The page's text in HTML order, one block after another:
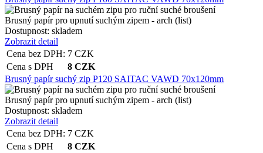
Brusný papír pro upnutí suchým zipem - arch (list)
Dostupnost: skladem
Zobrazit detail
Cena bez DPH: 7 CZK
Cena s DPH
8 CZK
Brusný papír suchý zip P120 SAITAC VAWD 70x120mm
Brusný papír pro upnutí suchým zipem - arch (list)
Dostupnost: skladem
Zobrazit detail
Cena bez DPH: 7 CZK
Cena s DPH
8 CZK